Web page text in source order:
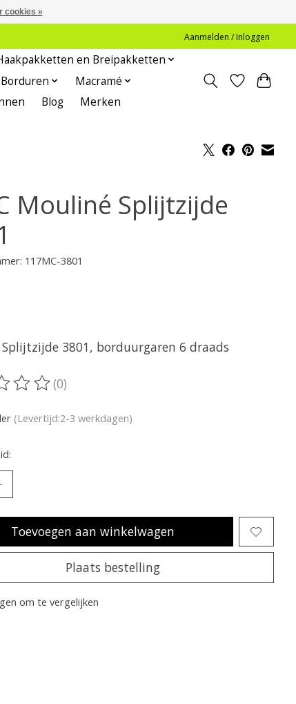
Aanmelden / Inloggen
en Breipakketten
Borduren
Macramé
Blog Merken
Mouliné Splijtzijde
117MC-3801
3801, borduurgaren 6 draads
van dit product is
(0)
(Levertijd:2-3 werkdagen)
Toevoegen aan winkelwagen
Plaats bestelling
om te vergelijken
cookies »